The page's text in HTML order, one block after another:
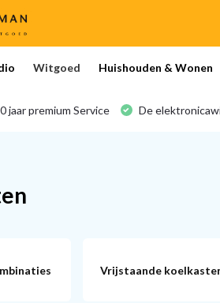
Witgoed Huishouden & Wonen
jaar premium Service De
Vrijstaande